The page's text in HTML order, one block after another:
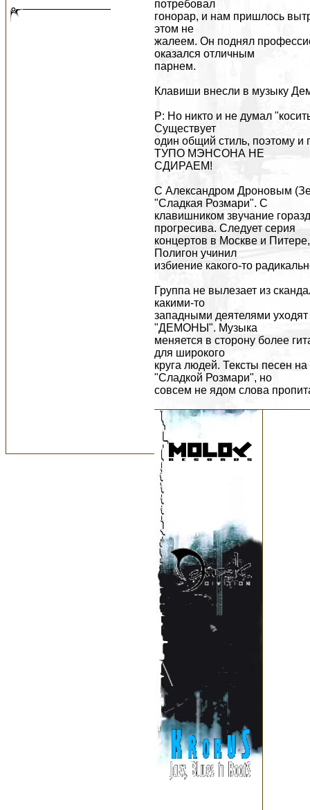
потребовал
гонорар, и нам пришлось
этом не
жалеем. Он поднял
оказался отличным
парнем.
Клавиши внесли в музыку
Р: Но никто и не думал
Существует
один общий стиль, поэтому
ТУПО МЭНСОНА НЕ
СДИРАЕМ!
С Александром Дроновым
"Сладкая Розмари". С
клавишником звучание
прогресива. Следует серия
концертов в Москве и
Полигон учинил
избиение какого-то
Группа не вылезает из
какими-то
западными деятелями
"ДЕМОНЫ". Музыка
меняется в сторону более
для широкого
круга людей. Тексты песен
"Сладкой Розмари", но
совсем не ядом слова
Р: А некоторые наши тексты
рассказывает о
взаимоотношениях между
Чтобы понять, кто такая
который называется
"Ребенок Розмари".
Р: Мы не хотим вообще
разных прецедентов
по этому поводу. И звонки
Крок: Да. Особенно
кладбище, и какой-то
идиот написал на заборе
что мы сами этот
разгром учинили. Потом
сумасшедшие фанаты, на
которых наша группа имеет
музыки и пошли
памятники выворачивать и
запретили наши
концерты. Одним словом,
В сентябре выходит альбом
В апреле 2000 группу
Satarial.
7.10.2000 В R-clube прошла
Демонов. На